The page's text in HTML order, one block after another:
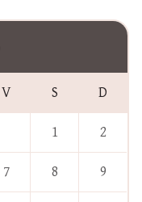
V S D
1 2
7 8 9